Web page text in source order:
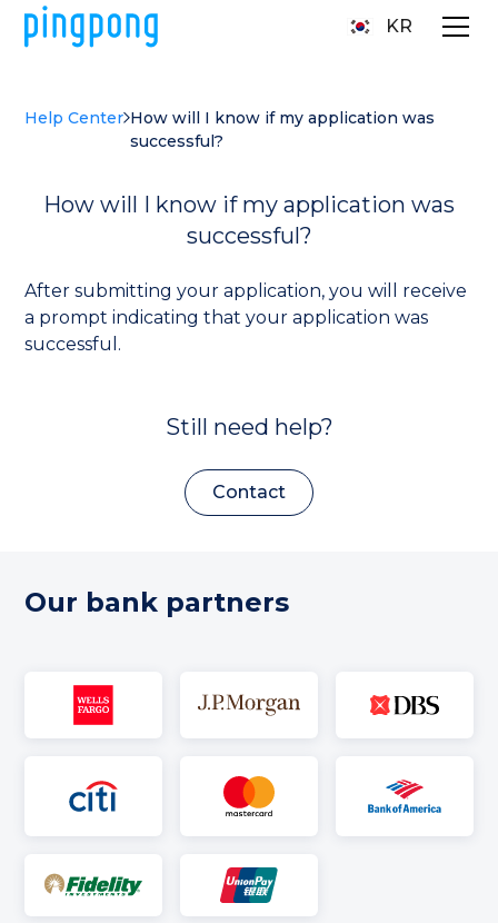
KR
Help Center How will I know if my application was
successful?
How will I know if my application was
successful?
After submitting your application, you will receive
a prompt indicating that your application was
successful.
Still need help?
Contact
Our bank partners